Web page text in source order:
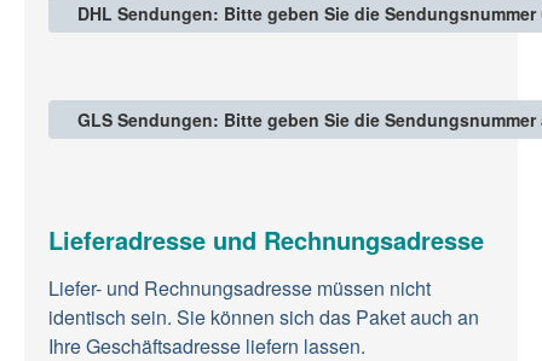
DHL Sendungen: Bitte geben Sie die
GLS Sendungen: Bitte geben Sie die
Lieferadresse und Rechnungsadresse
Liefer- und Rechnungsadresse müssen nicht
identisch sein. Sie können sich das Paket auch an
Ihre Geschäftsadresse liefern lassen.